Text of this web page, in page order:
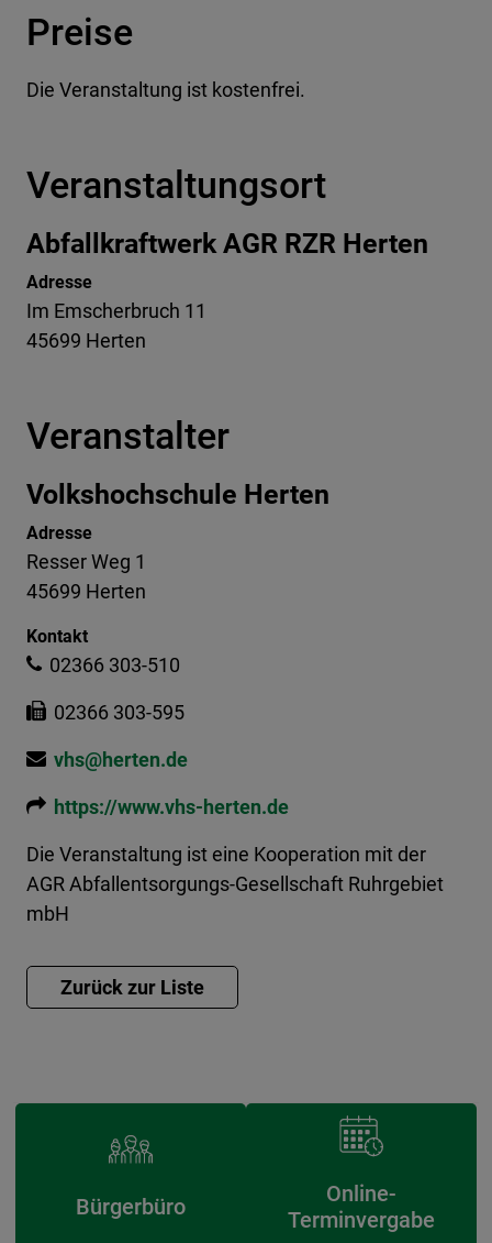
Preise
Die Veranstaltung ist kostenfrei.
Veranstaltungsort
Abfallkraftwerk AGR RZR Herten
Adresse
Im Emscherbruch 11
45699 Herten
Veranstalter
Volkshochschule Herten
Adresse
Resser Weg 1
45699 Herten
Kontakt
02366 303-510
02366 303-595
vhs@herten.de
https://www.vhs-herten.de
Die Veranstaltung ist eine Kooperation mit der
AGR Abfallentsorgungs-Gesellschaft Ruhrgebiet
mbH
Bürgerbüro
Online-
Terminvergabe